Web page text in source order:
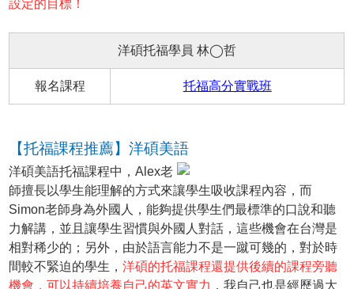
設定的目標！
洋碩托福學員 林◯哲
報名課程 托福高分實戰班
【托福課程推薦】洋碩美語
洋碩美語托福課程中，Alex老
師擅長以學生能理解的方式來讓學生吸收課程內容，而
Simon老師身為外國人，能夠提供學生們最標準的口說和聽
力解講，並且讓學生習慣與外國人對話，這些機會在台灣是
相對稀少的；另外，由於語言能力不是一蹴可幾的，對於時
間較不緊迫的學生，洋碩的托福課程還提供後續的課程旁聽
機會，可以持續培養自己的英文實力 ，我自己也是經歷過大